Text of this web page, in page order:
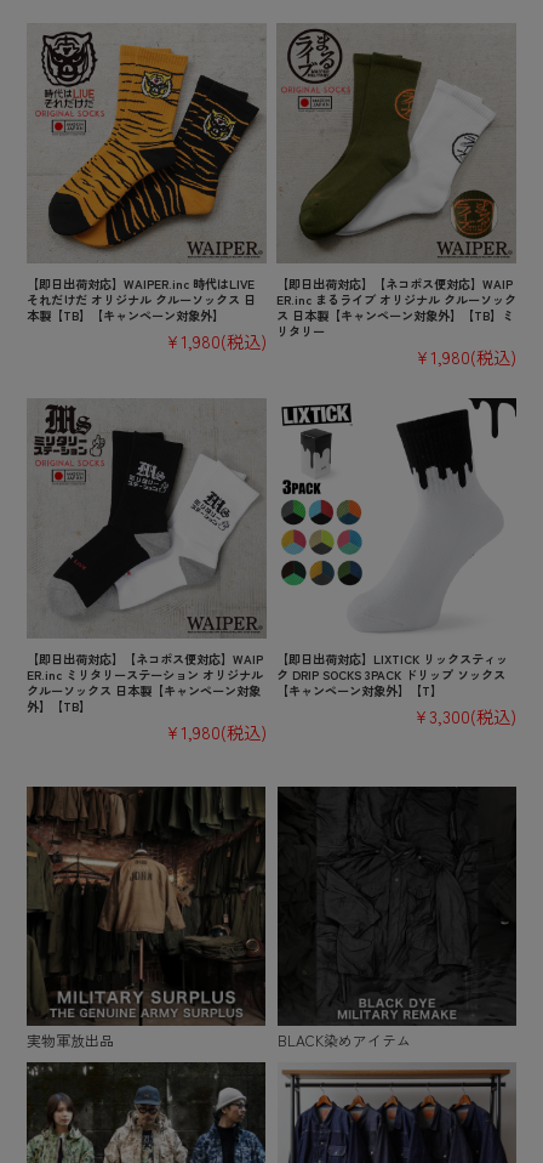
【即日出荷対応】WAIPER.inc 時代はLIVE
それだけだ オリジナル クルーソックス 日
本製【TB】【キャンペーン対象外】
¥1,980(税込)
【即日出荷対応】【ネコポス便対応】WAIP
ER.inc まるライブ オリジナル クルーソック
ス 日本製【キャンペーン対象外】【TB】ミ
リタリー
¥1,980(税込)
【即日出荷対応】【ネコポス便対応】WAIP
ER.inc ミリタリーステーション オリジナル
クルーソックス 日本製【キャンペーン対象
外】【TB】
¥1,980(税込)
【即日出荷対応】LIXTICK リックスティッ
ク DRIP SOCKS 3PACK ドリップ ソックス
【キャンペーン対象外】【T】
¥3,300(税込)
実物軍放出品 BLACK染めアイテム